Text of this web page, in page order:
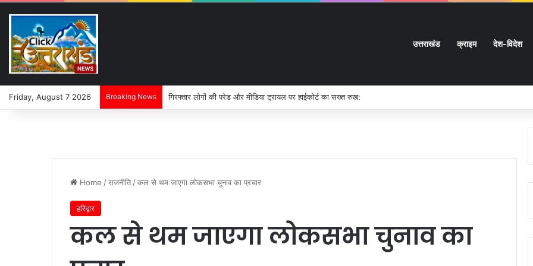
उत्तराखंड क्राइम देश-विदेश
Friday, August 7 2026 Breaking News गिरफ्तार लोगों की परेड और मीडिया ट्रायल पर हाईकोर्ट का सख्त रुख:
Home /राजनीति /कल से थम जाएगा लोकसभा चुनाव का प्रचार
हरिद्वार
कल से थम जाएगा लोकसभा चुनाव का